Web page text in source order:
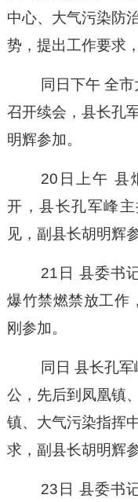
中心、大气污染防
势，提出工作要求 ，
同 日下午 全市
召开续会，县长孔
明辉参加。
20日上午 县
开，县长孔军峰
见，副县长胡明辉
21日 县委书
爆竹禁燃禁放工作
刚参加。
同日 县长孔
公，先后到凤凰镇
镇、大气污染指挥
求 ， 副县长胡明辉参
23日 县委书